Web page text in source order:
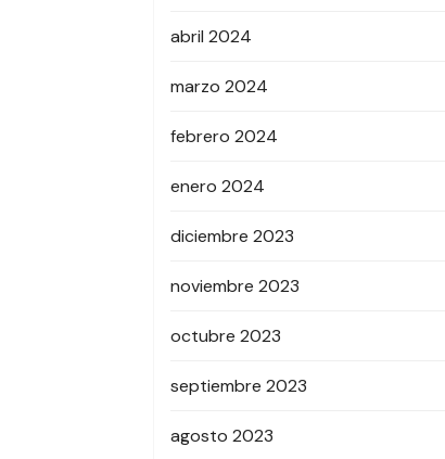
abril 2024
marzo 2024
febrero 2024
enero 2024
diciembre 2023
noviembre 2023
octubre 2023
septiembre 2023
agosto 2023